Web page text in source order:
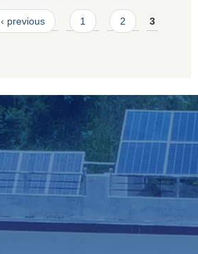
‹ previous 1 2 3